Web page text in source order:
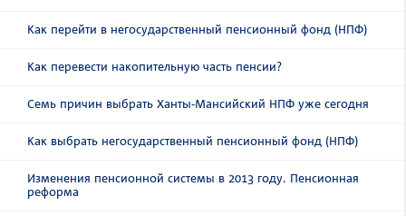
Как перейти в негосударственный пенсионный фонд (НПФ)
Как перевести накопительную часть пенсии?
Семь причин выбрать Ханты-Мансийский НПФ уже сегодня
Как выбрать негосударственный пенсионный фонд (НПФ)
Изменения пенсионной системы в 2013 году. Пенсионная
реформа